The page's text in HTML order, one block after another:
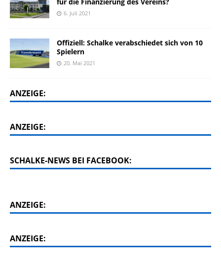
6. Juli 2021
Offiziell: Schalke verabschiedet sich von 10
Spielern
20. Mai 2021
ANZEIGE:
ANZEIGE:
SCHALKE-NEWS BEI FACEBOOK:
ANZEIGE:
ANZEIGE: